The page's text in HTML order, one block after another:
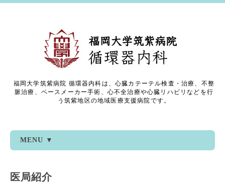
福岡大学筑紫病院 循環器内科は、心臓カテーテル検査・治療、不整
脈治療、ペースメーカー手術、心不全治療や心臓リハビリなどを行
う筑紫地区の地域医療支援病院です。
MENU ▼
医局紹介